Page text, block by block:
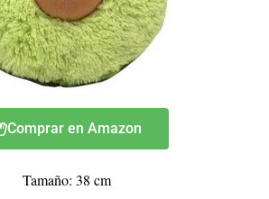
Comprar en Amazon
Tamaño: 38 cm